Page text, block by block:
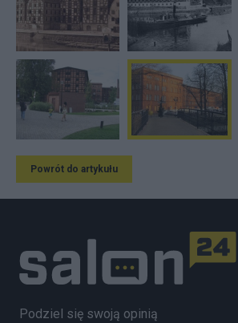
Powrót do artykułu
Podziel się swoją opinią